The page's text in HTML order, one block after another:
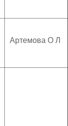
Артемова О Л